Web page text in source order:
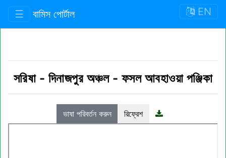
☰ বামিস পোর্টাল EN
সরিষা - দিনাজপুর অঞ্চল- ফসল আবহাওয়া পঞ্জিকা
ভাষা পরিবর্তন করুন রিফ্রেশ